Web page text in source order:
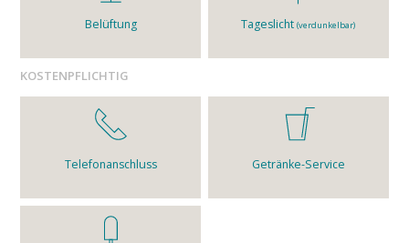
Belüftung Tageslicht(verdunkelbar)
KOSTENPFLICHTIG
Telefonanschluss Getränke-Service